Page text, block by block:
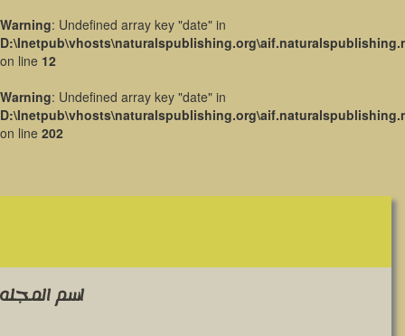
Warning: Undefined array key "date" in
on line 12
Warning: Undefined array key "date" in
on line 202
اسم المجله